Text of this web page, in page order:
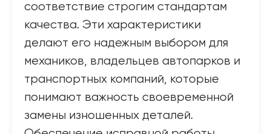
соответствие строгим стандартам
качества. Эти характеристики
делают его надежным выбором для
механиков, владельцев автопарков и
транспортных компаний, которые
понимают важность своевременной
замены изношенных деталей.